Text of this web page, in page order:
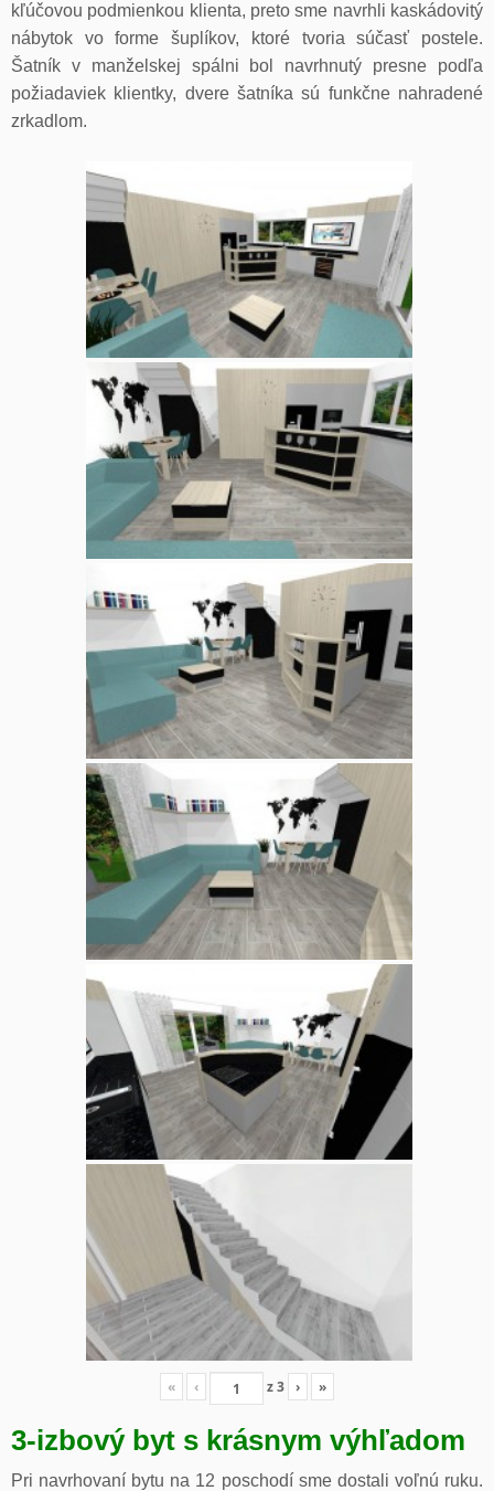
kľúčovou podmienkou klienta, preto sme navrhli kaskádovitý
nábytok vo forme šuplíkov, ktoré tvoria súčasť postele.
Šatník v manželskej spálni bol navrhnutý presne podľa
požiadaviek klientky, dvere šatníka sú funkčne nahradené
zrkadlom.
« ‹ z3 › »
3-izbový byt s krásnym výhľadom
Pri navrhovaní bytu na 12 poschodí sme dostali voľnú ruku.